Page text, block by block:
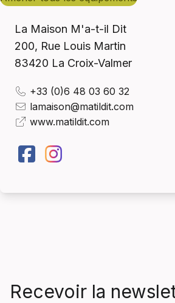
La Maison M'a-t-il Dit
200, Rue Louis Martin
83420 La Croix-Valmer
+33 (0)6 48 03 60 32
lamaison@matildit.com
www.matildit.com
Recevoir la